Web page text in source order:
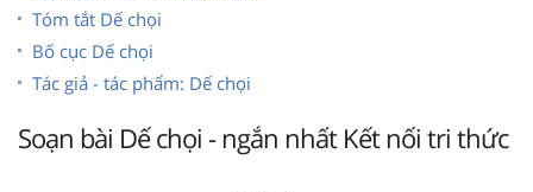
Tóm tắt Dế chọi
Bố cục Dế chọi
Tác giả - tác phẩm: Dế chọi
Soạn bài Dế chọi - ngắn nhất Kết nối tri thức